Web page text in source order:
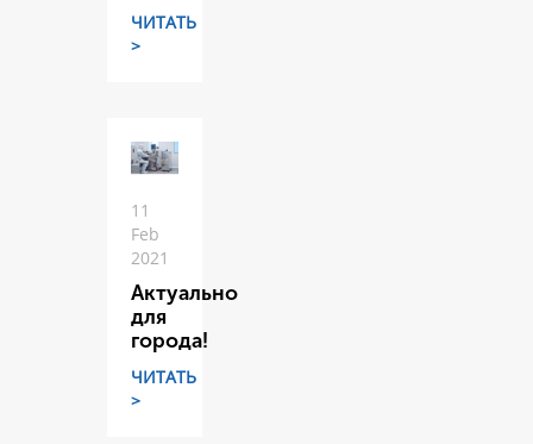
ЧИТАТЬ
>
11
Feb
2021
Актуально
для
города!
ЧИТАТЬ
>